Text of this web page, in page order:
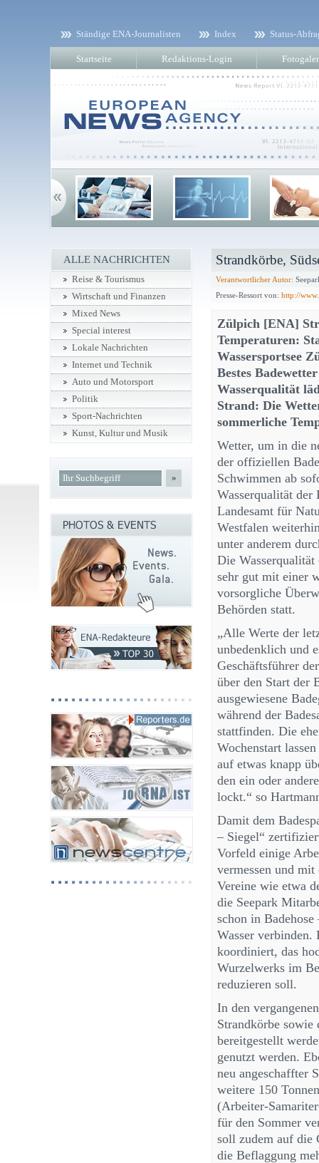
Ständige ENA-Journalisten Index Status-
Startseite Redaktions-Login
Strandkörbe,
Verantwortlicher Autor:
Presse-Ressort von: http://
Zülpich [ENA]
Temperaturen:
Wassersportsee
Bestes
Wasserqualität
Strand: Die
sommerliche
Wetter, um in die
der offiziellen
Schwimmen ab
Wasserqualität
Landesamt für
Westfalen
unter anderem
Die Wasserqualität
sehr gut mit einer
vorsorgliche
Behörden statt.
„Alle Werte der
unbedenklich und
Geschäftsführer
über den Start der
ausgewiesene
während der
stattfinden. Die
Wochenstart
auf etwas knapp
den ein oder
lockt.“ so
Damit dem
– Siegel“
Vorfeld einige
vermessen und mit
Vereine wie etwa
die Seepark
schon in
Wasser verbinden.
koordiniert, das
Wurzelwerks im
reduzieren soll.
In den
Strandkörbe
bereitgestellt
genutzt werden.
neu angeschaffter
weitere 150
(Arbeiter-
für den Sommer
soll zudem auf die
die Beflaggung
ALLE NACHRICHTEN
Reise & Tourismus
Wirtschaft und Finanzen
Mixed News
Special interest
Lokale Nachrichten
Internet und Technik
Auto und Motorsport
Politik
Sport-Nachrichten
Kunst, Kultur und Musik
»